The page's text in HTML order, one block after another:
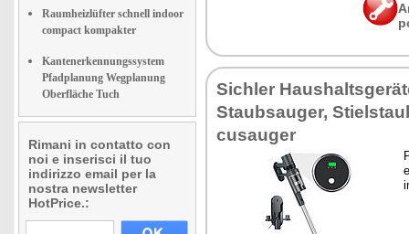
Raumheizlüfter schnell indoor
compact kompakter
Kantenerkennungssystem
Pfadplanung Wegplanung
Oberfläche Tuch
Rimani in contatto con
noi e inserisci il tuo
indirizzo email per la
nostra newsletter
HotPrice.:
Si­chler
Staub­sau­ger,
cu­sau­ger